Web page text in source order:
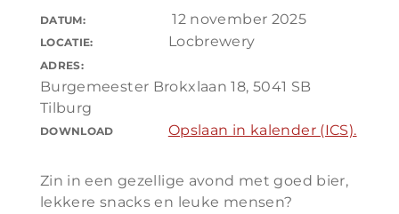
DATUM: 12 november 2025
LOCATIE: Locbrewery
ADRES:
Burgemeester Brokxlaan 18, 5041 SB
Tilburg
DOWNLOAD Opslaan in kalender (ICS).
Zin in een gezellige avond met goed bier,
lekkere snacks en leuke mensen?